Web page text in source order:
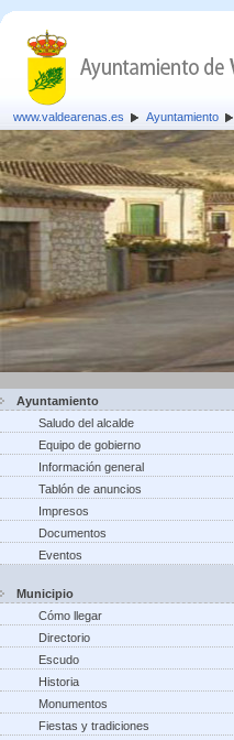
www.valdearenas.es Ayuntamiento
Ayuntamiento
Saludo del alcalde
Equipo de gobierno
Información general
Tablón de anuncios
Impresos
Documentos
Eventos
Municipio
Cómo llegar
Directorio
Escudo
Historia
Monumentos
Fiestas y tradiciones